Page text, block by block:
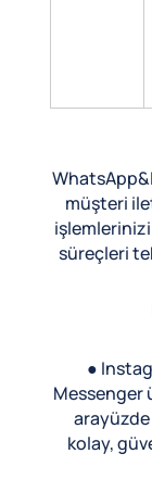
müşteri
süreçleri
●
Messenger
kolay,